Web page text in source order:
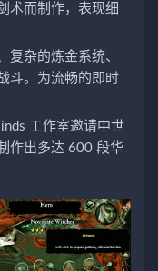
术而制作，表现细
复杂的炼金系统、
斗。为流畅的即时
工作室邀请中世
作出多达 600 段华